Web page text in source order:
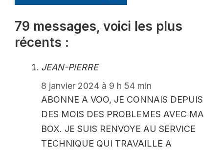
79 messages, voici les plus
récents :
JEAN-PIERRE
8 janvier 2024 à 9 h 54 min
ABONNE A VOO, JE CONNAIS DEPUIS
DES MOIS DES PROBLEMES AVEC MA
BOX. JE SUIS RENVOYE AU SERVICE
TECHNIQUE QUI TRAVAILLE A